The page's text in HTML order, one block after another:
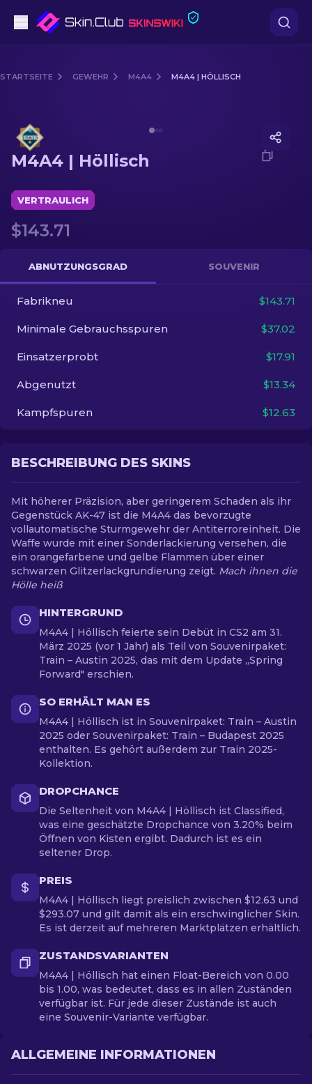
Scharfschützengewehr
Messer
Handschuh
Kisten
Andere
STARTSEITE GEWEHR M4A4 M4A4 | HÖLLISCH
M4A4 | Höllisch
VERTRAULICH
$143.71
ABNUTZUNGSGRAD SOUVENIR
Fabrikneu $143.71
Minimale Gebrauchsspuren $37.02
Einsatzerprobt $17.91
Abgenutzt $13.34
Kampfspuren $12.63
BESCHREIBUNG DES SKINS
Mit höherer Präzision, aber geringerem Schaden als ihr
Gegenstück AK-47 ist die M4A4 das bevorzugte
vollautomatische Sturmgewehr der Antiterroreinheit. Die
Waffe wurde mit einer Sonderlackierung versehen, die
ein orangefarbene und gelbe Flammen über einer
schwarzen Glitzerlackgrundierung zeigt. Mach ihnen die
Hölle heiß
HINTERGRUND
M4A4 | Höllisch feierte sein Debüt in CS2 am 31.
März 2025 (vor 1 Jahr) als Teil von Souvenirpaket:
Train – Austin 2025, das mit dem Update „Spring
Forward" erschien.
SO ERHÄLT MAN ES
M4A4 | Höllisch ist in Souvenirpaket: Train – Austin
2025 oder Souvenirpaket: Train – Budapest 2025
enthalten. Es gehört außerdem zur Train 2025-
Kollektion.
DROPCHANCE
Die Seltenheit von M4A4 | Höllisch ist Classified,
was eine geschätzte Dropchance von 3.20% beim
Öffnen von Kisten ergibt. Dadurch ist es ein
seltener Drop.
PREIS
M4A4 | Höllisch liegt preislich zwischen $12.63 und
$293.07 und gilt damit als ein erschwinglicher Skin.
Es ist derzeit auf mehreren Marktplätzen erhältlich.
ZUSTANDSVARIANTEN
M4A4 | Höllisch hat einen Float-Bereich von 0.00
bis 1.00, was bedeutet, dass es in allen Zuständen
verfügbar ist. Für jede dieser Zustände ist auch
eine Souvenir-Variante verfügbar.
ALLGEMEINE INFORMATIONEN